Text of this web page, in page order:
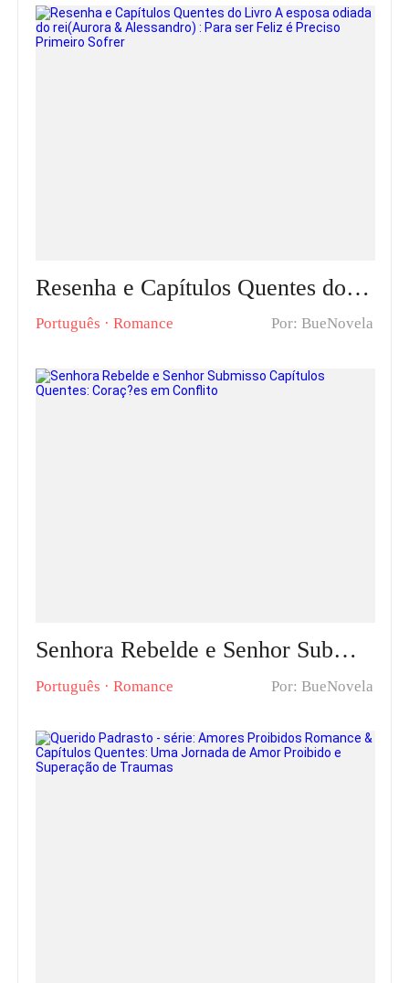
Resenha e Capítulos Quentes do Livro A esposa odiada do rei(Aurora & Alessandro) : Para ser Feliz é Preciso Primeiro Sofrer
Português ·Romance Por: BueNovela
Senhora Rebelde e Senhor Submisso Capítulos Quentes: Coraç?es em Conflito
Português ·Romance Por: BueNovela